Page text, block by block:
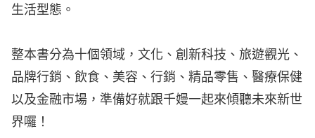
生活型態。
整本書分為十個領域，文化、創新科技、旅遊觀光、
品牌行銷、飲食、美容、行銷、精品零售、醫療保健
以及金融市場，準備好就跟千嫚一起來傾聽未來新世
界囉！